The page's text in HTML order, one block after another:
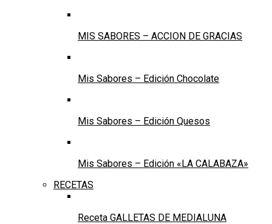
MIS SABORES – ACCION DE GRACIAS
Mis Sabores – Edición Chocolate
Mis Sabores – Edición Quesos
Mis Sabores – Edición «LA CALABAZA»
RECETAS
Receta GALLETAS DE MEDIALUNA